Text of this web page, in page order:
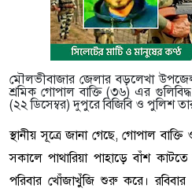
মৌলভীবাজার জেলার বড়লেখা
শ্রমিক গোপাল বাক্তি (৩৬) এর
(২২ ডিসেম্বর) দুপুরে বিজিবি ও পুলিশ
স্থানীয় সূত্রে জানা গেছে, গোপাল
সকালে পাথারিয়া পাহাড়ে বাঁশ
পরিবার খোঁজাখুঁজি শুরু করে।